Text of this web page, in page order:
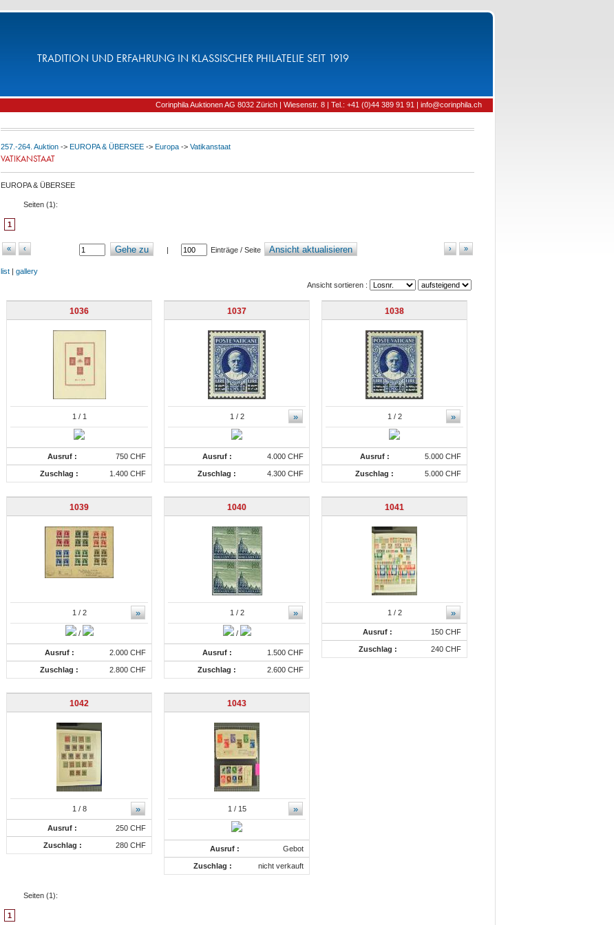
TRADITION UND ERFAHRUNG IN KLASSISCHER PHILATELIE SEIT 1919
Corinphila Auktionen AG 8032 Zürich | Wiesenstr. 8 | Tel.: +41 (0)44 389 91 91 | info@corinphila.ch
257.-264. Auktion -> EUROPA & ÜBERSEE -> Europa -> Vatikanstaat
VATIKANSTAAT
EUROPA & ÜBERSEE
Seiten (1):
1
« ‹ Gehe zu | Einträge / Seite Ansicht aktualisieren »
›
list | gallery
Ansicht sortieren :
1036
1 / 1
Ausruf : 750 CHF
Zuschlag : 1.400 CHF
1037
»
1 / 2
Ausruf : 4.000 CHF
Zuschlag : 4.300 CHF
1038
»
1 / 2
Ausruf : 5.000 CHF
Zuschlag : 5.000 CHF
1039
»
1 / 2
/
Ausruf : 2.000 CHF
Zuschlag : 2.800 CHF
1040
»
1 / 2
/
Ausruf : 1.500 CHF
Zuschlag : 2.600 CHF
1041
»
1 / 2
Ausruf : 150 CHF
Zuschlag : 240 CHF
1042
»
1 / 8
Ausruf : 250 CHF
Zuschlag : 280 CHF
1043
»
1 / 15
Ausruf : Gebot
Zuschlag : nicht verkauft
Seiten (1):
1